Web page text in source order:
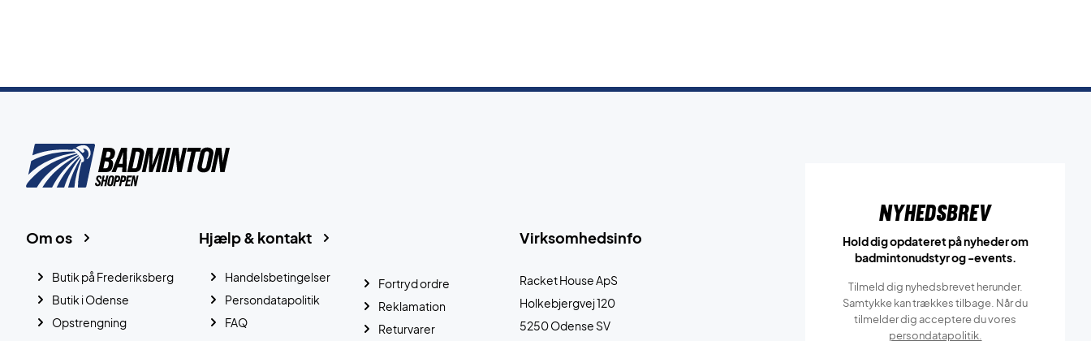
Virksomhedsinfo
Racket House ApS
Holkebjergvej 120
5250 Odense SV
Hjælp & kontakt
Handelsbetingelser
Persondatapolitik
FAQ
Fortryd ordre
Reklamation
Returvarer
Om os
Butik på Frederiksberg
Butik i Odense
Opstrengning
Nyhedsbrev
Hold dig opdateret på nyheder om
badmintonudstyr og -events.
Tilmeld dig nyhedsbrevet herunder.
Samtykke kan trækkes tilbage. Når du
tilmelder dig acceptere du vores
persondatapolitik.